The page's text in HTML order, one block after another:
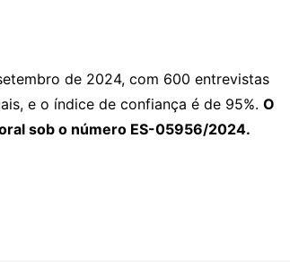
de 2024, com 600 entrevistas
e o índice de confiança é de 95%. O
sob o número ES-05956/2024.